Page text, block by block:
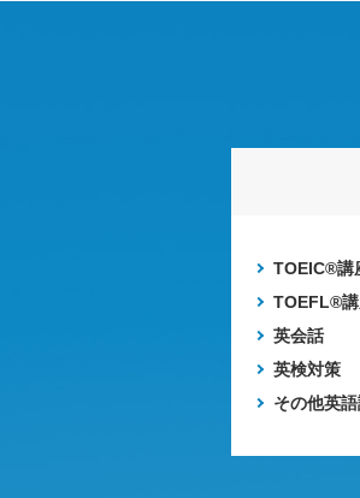
TOEIC®講
TOEFL®
英会話
英検対策
その他英